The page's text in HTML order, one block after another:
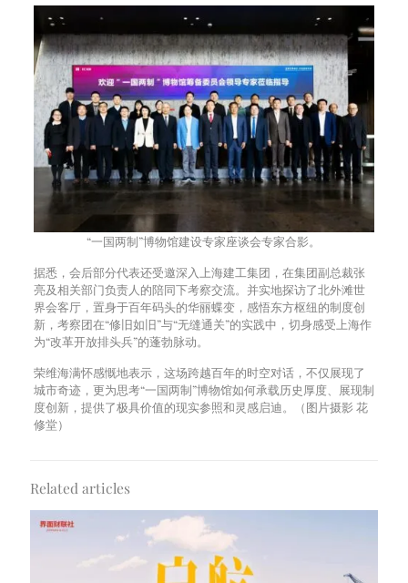
“一国两制”博物馆建设专家座谈会专家合影。
据悉，会后部分代表还受邀深入上海建工集团，在集团副总裁张
亮及相关部门负责人的陪同下考察交流。并实地探访了北外滩世
界会客厅，置身于百年码头的华丽蝶变，感悟东方枢纽的制度创
新，考察团在“修旧如旧”与“无缝通关”的实践中，切身感受上海作
为“改革开放排头兵”的蓬勃脉动。
荣维海满怀感慨地表示，这场跨越百年的时空对话，不仅展现了
城市奇迹，更为思考“一国两制”博物馆如何承载历史厚度、展现制
度创新，提供了极具价值的现实参照和灵感启迪。（图片摄影 花
修堂）
Related articles